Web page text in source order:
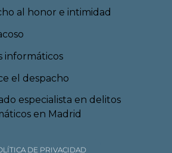
al honor e intimidad
informáticos
el despacho
especialista en delitos
en Madrid
DE PRIVACIDAD